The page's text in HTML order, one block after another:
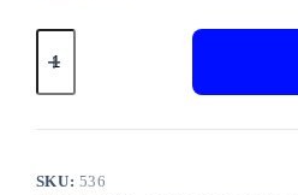
Eje
Arrastre
150
cantidad
SKU: 536